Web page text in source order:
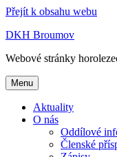
Přejít k obsahu webu
DKH Broumov
Webové stránky
Menu
Aktuality
O nás
Oddílové
Členské